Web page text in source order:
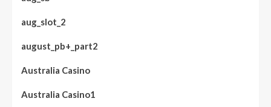
aug_slot_2
august_pb+_part2
Australia Casino
Australia Casino1